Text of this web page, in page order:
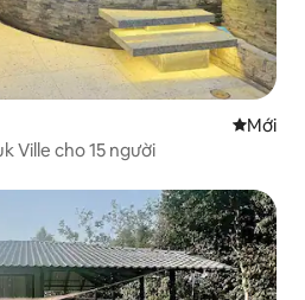
Nơi ở
Mới
Ville cho 15 người